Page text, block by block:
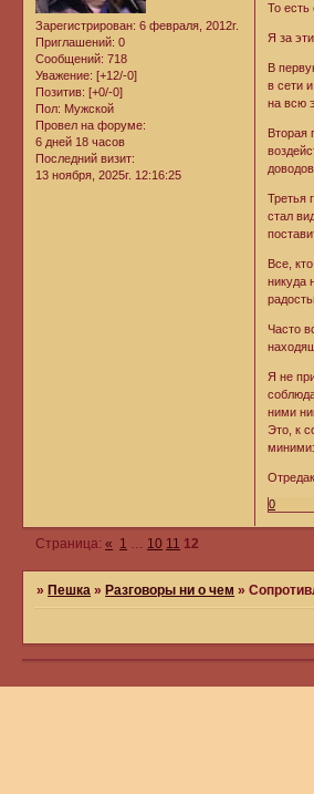
Зарегистрирован: 6 февраля, 2012г.
Приглашений: 0
Сообщений: 718
Уважение: [+12/-0]
Позитив: [+0/-0]
Пол: Мужской
Провел на форуме:
6 дней 18 часов
Последний визит:
13 ноября, 2025г. 12:16:25
То есть
Я за
В
в сети
на всю
Вторая
Третья
стал
Все,
никуда
Часто
Я не
ними
Это, к
0
Страница:« 1 … 10 11 12
» Пешка » Разговоры ни о чем »